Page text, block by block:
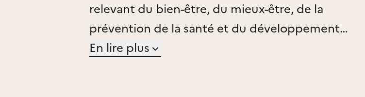
relevant du bien-être, du mieux-être, de la
prévention de la santé et du développement
personnel, dans le respect de la déontologie
En lire plus